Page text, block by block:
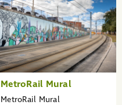
MetroRail Mural
MetroRail Mural